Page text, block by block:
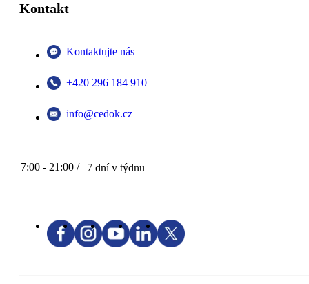
Kontakt
Kontaktujte nás
+420 296 184 910
info@cedok.cz
7:00 - 21:00 / 7 dní v týdnu